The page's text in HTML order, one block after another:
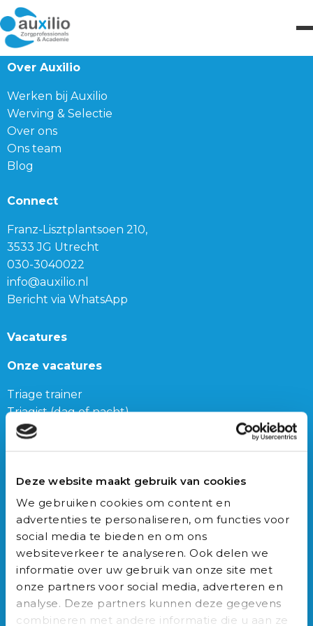
Deze website maakt gebruik van cookies
We gebruiken cookies om content en
advertenties te personaliseren, om functies voor
social media te bieden en om ons
websiteverkeer te analyseren. Ook delen we
informatie over uw gebruik van onze site met
onze partners voor social media, adverteren en
analyse. Deze partners kunnen deze gegevens
combineren met andere informatie die u aan ze
Over Auxilio
Werken bij Auxilio
Werving & Selectie
Over ons
Ons team
Blog
Connect
Franz-Lisztplantsoen 210,
3533 JG Utrecht
030-3040022
info@auxilio.nl
Bericht via WhatsApp
Vacatures
Onze vacatures
Triage trainer
Triagist (dag of nacht)
Triage teamleider
Geneeskunde
Biomedische wetenschappen
Auxilio Academie
Opleidingen